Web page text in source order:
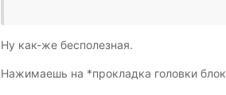
Ну как-же бесполезная.
Нажимаешь на *прокладка головки